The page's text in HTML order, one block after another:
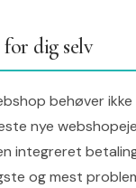
dig selv
behøver
nye
integreret
og mest